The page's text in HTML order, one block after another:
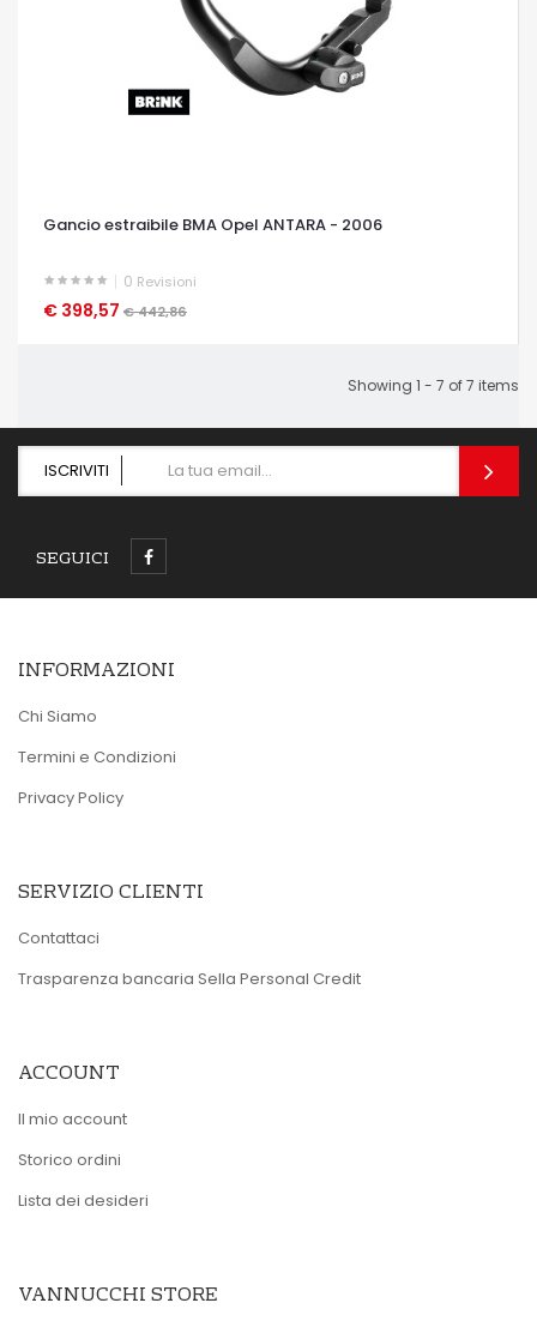
Gancio estraibile BMA Opel ANTARA - 2006
0 Revisioni
€ 398,57 € 442,86
OCCHIATA VELOCE
Showing 1 - 7 of 7 items
ISCRIVITI
SEGUICI
INFORMAZIONI
Chi Siamo
Termini e Condizioni
Privacy Policy
SERVIZIO CLIENTI
Contattaci
Trasparenza bancaria Sella Personal Credit
ACCOUNT
Il mio account
Storico ordini
Lista dei desideri
VANNUCCHI STORE